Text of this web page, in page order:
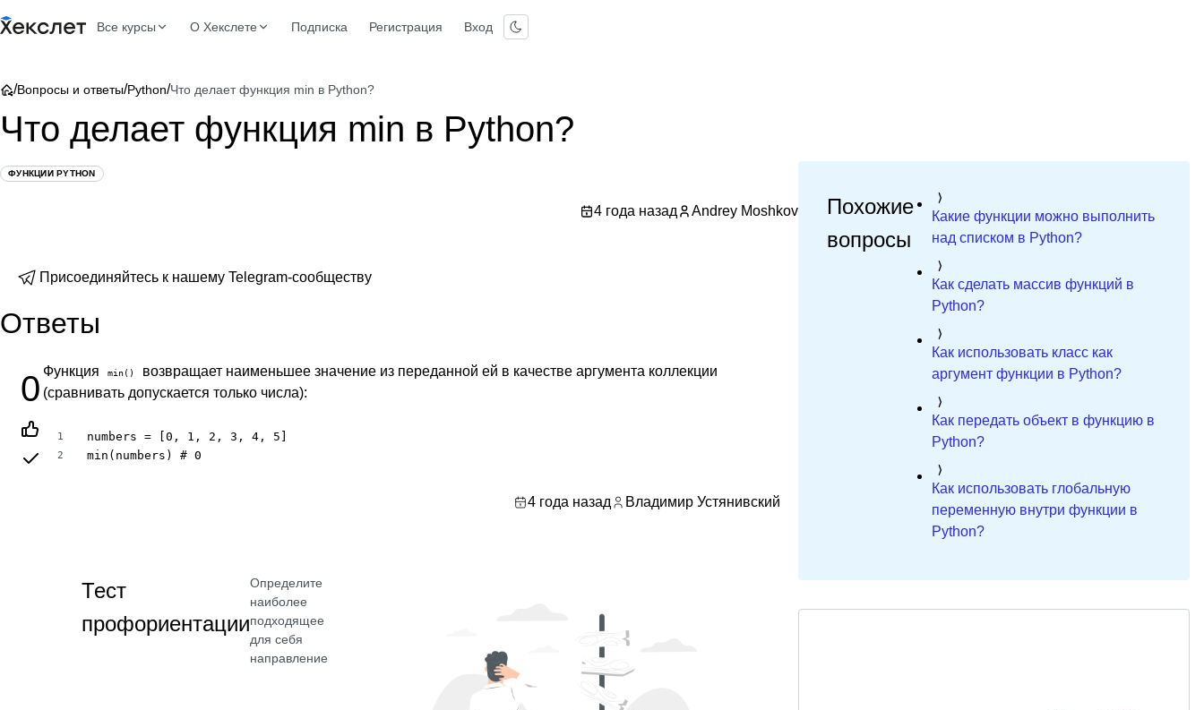
Все курсы О Хекслете Подписка Регистрация Вход
/Вопросы и ответы/Python/Что делает функция min в Python?
Что делает функция min в Python?
ФУНКЦИИ PYTHON
4 года назад Andrey Moshkov
Присоединяйтесь к нашему Telegram-сообществу
Ответы
0 Функция min()
возвращает наименьшее значение из переданной ей в качестве аргумента коллекции
(сравнивать допускается только числа):
1
2
numbers = [0, 1, 2, 3, 4, 5]
min(numbers) # 0
4 года назад Владимир Устянивский
Тест
профориентации
Определите
наиболее
подходящее
для себя
направление
Похожие
вопросы
Какие функции можно выполнить
над списком в Python?
Как сделать массив функций в
Python?
Как использовать класс как
аргумент функции в Python?
Как передать объект в функцию в
Python?
Как использовать глобальную
переменную внутри функции в
Python?